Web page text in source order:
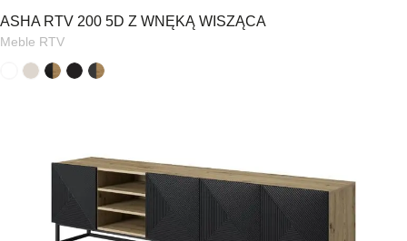
ASHA RTV 200 5D Z WNĘKĄ WISZĄCA
Meble RTV